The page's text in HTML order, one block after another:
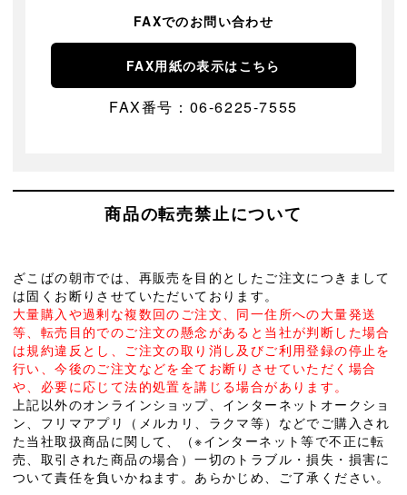
FAXでのお問い合わせ
FAX用紙の表示はこちら
FAX番号：06-6225-7555
商品の転売禁止について
ざこばの朝市では、再販売を目的としたご注文につきまして
は固くお断りさせていただいております。
大量購入や過剰な複数回のご注文、同一住所への大量発送
等、転売目的でのご注文の懸念があると当社が判断した場合
は規約違反とし、ご注文の取り消し及びご利用登録の停止を
行い、今後のご注文などを全てお断りさせていただく場合
や、必要に応じて法的処置を講じる場合があります。
上記以外のオンラインショップ、インターネットオークショ
ン、フリマアプリ（メルカリ、ラクマ等）などでご購入され
た当社取扱商品に関して、（※インターネット等で不正に転
売、取引された商品の場合）一切のトラブル・損失・損害に
ついて責任を負いかねます。あらかじめ、ご了承ください。